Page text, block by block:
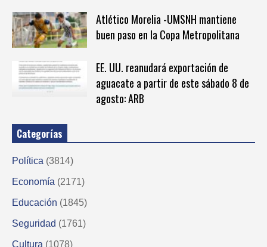
Atlético Morelia -UMSNH mantiene
buen paso en la Copa Metropolitana
EE. UU. reanudará exportación de
aguacate a partir de este sábado 8 de
agosto: ARB
Categorías
Política (3814)
Economía (2171)
Educación (1845)
Seguridad (1761)
Cultura (1078)